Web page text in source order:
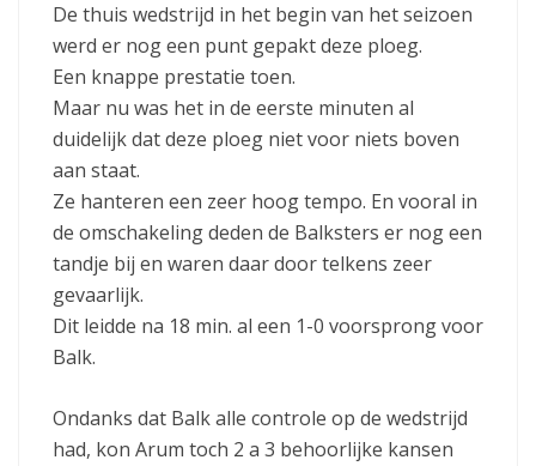
De thuis wedstrijd in het begin van het seizoen
werd er nog een punt gepakt deze ploeg.
Een knappe prestatie toen.
Maar nu was het in de eerste minuten al
duidelijk dat deze ploeg niet voor niets boven
aan staat.
Ze hanteren een zeer hoog tempo. En vooral in
de omschakeling deden de Balksters er nog een
tandje bij en waren daar door telkens zeer
gevaarlijk.
Dit leidde na 18 min. al een 1-0 voorsprong voor
Balk.
Ondanks dat Balk alle controle op de wedstrijd
had, kon Arum toch 2 a 3 behoorlijke kansen